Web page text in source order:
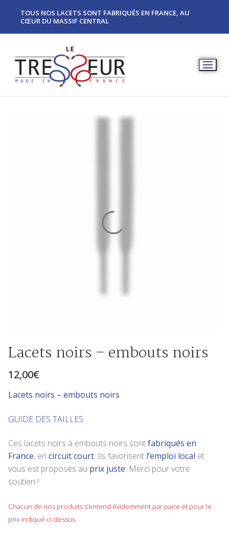
TOUS NOS LACETS SONT FABRIQUÉS EN FRANCE, AU
CŒUR DU MASSIF CENTRAL
Lacets noirs – embouts noirs
12,00€
Lacets noirs – embouts noirs
GUIDE DES TAILLES
Ces lacets noirs à embouts noirs sontfabriqués en
France, en circuit court. Ils favorisent l’emploi local et
vous est proposés au prix juste. Merci pour votre
soutien !
Chacun de nos produits s’entend évidemment par paire et pour le
prix indiqué ci-dessus.